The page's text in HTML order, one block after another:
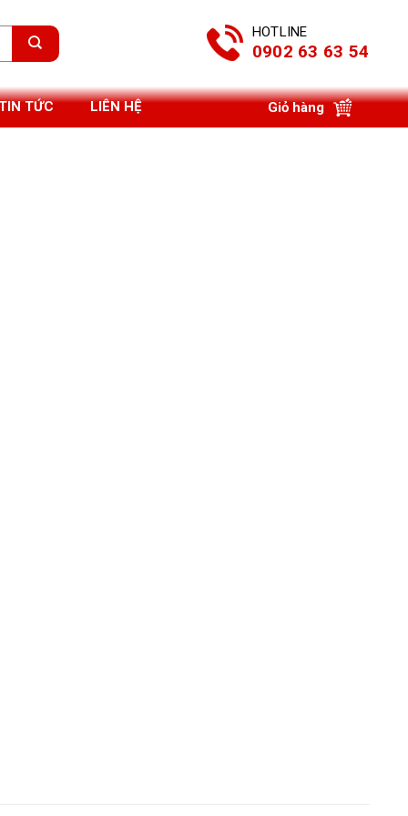
HOTLINE
0902 63 63 54
TỨC LIÊN HỆ Giỏ hàng